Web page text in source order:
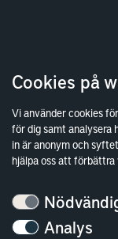
Cookies på
Vi använder cookies
för dig samt analysera
in är anonym och
hjälpa oss att förbättra
Analys